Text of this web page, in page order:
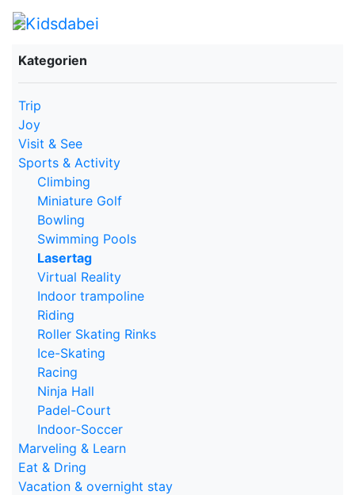
Kategorien
Trip
Joy
Visit & See
Sports & Activity
Climbing
Miniature Golf
Bowling
Swimming Pools
Lasertag
Virtual Reality
Indoor trampoline
Riding
Roller Skating Rinks
Ice-Skating
Racing
Ninja Hall
Padel-Court
Indoor-Soccer
Marveling & Learn
Eat & Dring
Vacation & overnight stay